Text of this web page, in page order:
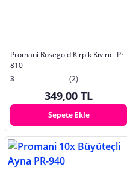
Promani Rosegold Kirpik Kıvırıcı Pr-
810
3
(2)
349,00 TL
Sepete Ekle